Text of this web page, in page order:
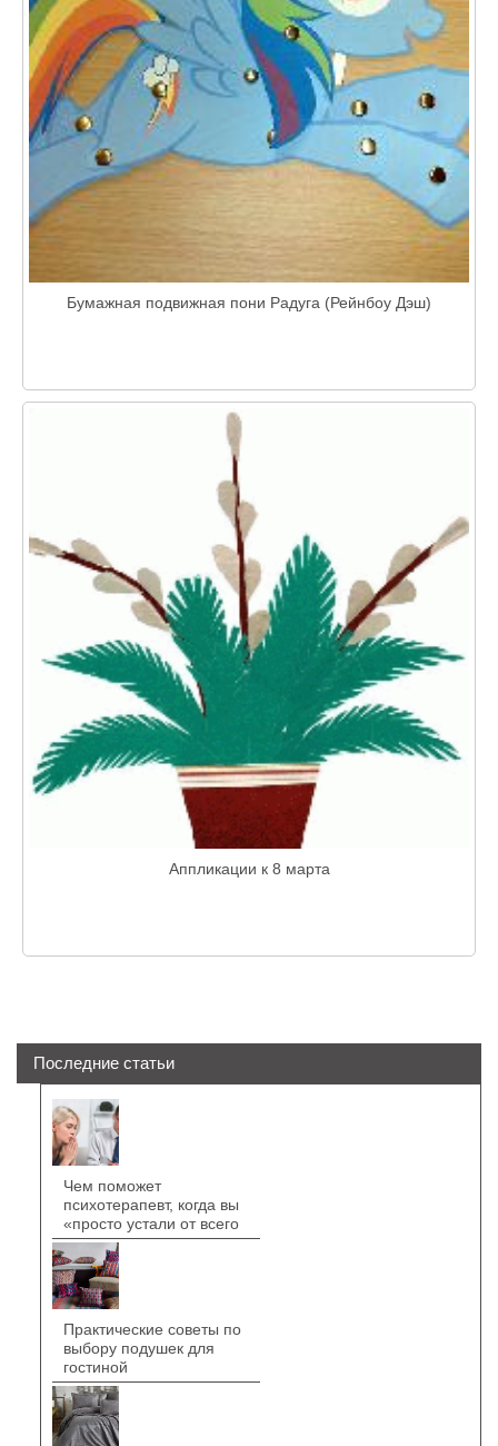
Бумажная подвижная пони Радуга (Рейнбоу Дэш)
Аппликации к 8 марта
Последние статьи
Чем поможет
психотерапевт, когда вы
«просто устали от всего
Практические советы по
выбору подушек для
гостиной